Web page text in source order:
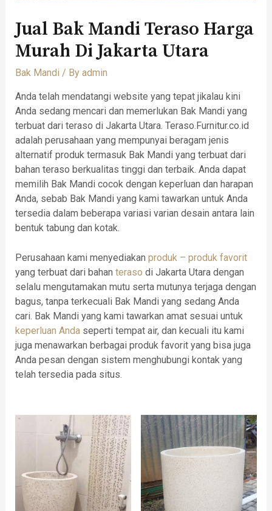
Jual Bak Mandi Teraso Harga
Murah Di Jakarta Utara
Bak Mandi / By admin
Anda telah mendatangi website yang tepat jikalau kini
Anda sedang mencari dan memerlukan Bak Mandi yang
terbuat dari teraso di Jakarta Utara. Teraso.Furnitur.co.id
adalah perusahaan yang mempunyai beragam jenis
alternatif produk termasuk Bak Mandi yang terbuat dari
bahan teraso berkualitas tinggi dan terbaik. Anda dapat
memilih Bak Mandi cocok dengan keperluan dan harapan
Anda, sebab Bak Mandi yang kami tawarkan untuk Anda
tersedia dalam beberapa variasi varian desain antara lain
bentuk tabung dan kotak.
Perusahaan kami menyediakan produk – produk favorit
yang terbuat dari bahan teraso di Jakarta Utara dengan
selalu mengutamakan mutu serta mutunya terjaga dengan
bagus, tanpa terkecuali Bak Mandi yang sedang Anda
cari. Bak Mandi yang kami tawarkan amat sesuai untuk
keperluan Andaseperti tempat air, dan kecuali itu kami
juga menawarkan berbagai produk favorit yang bisa juga
Anda pesan dengan sistem menghubungi kontak yang
telah tersedia pada situs.